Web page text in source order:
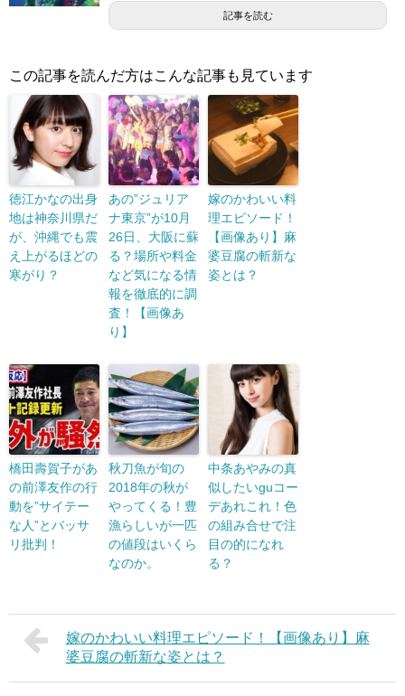
記事を読む
この記事を読んだ方はこんな記事も見ています
徳江かなの出身
地は神奈川県だ
が、沖縄でも震
え上がるほどの
寒がり？
あの”ジュリア
ナ東京”が10月
26日、大阪に蘇
る？場所や料金
など気になる情
報を徹底的に調
査！【画像あ
り】
嫁のかわいい料
理エピソード！
【画像あり】麻
婆豆腐の斬新な
姿とは？
橋田壽賀子があ
の前澤友作の行
動を”サイテー
な人”とバッサ
リ批判！
秋刀魚が旬の
2018年の秋が
やってくる！豊
漁らしいが一匹
の値段はいくら
なのか。
中条あやみの真
似したいguコー
デあれこれ！色
の組み合せで注
目の的になれ
る？
嫁のかわいい料理エピソード！【画像あり】麻
婆豆腐の斬新な姿とは？